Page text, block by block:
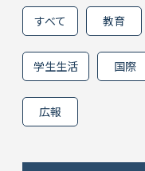
すべて 教育
学生生活 国際
広報